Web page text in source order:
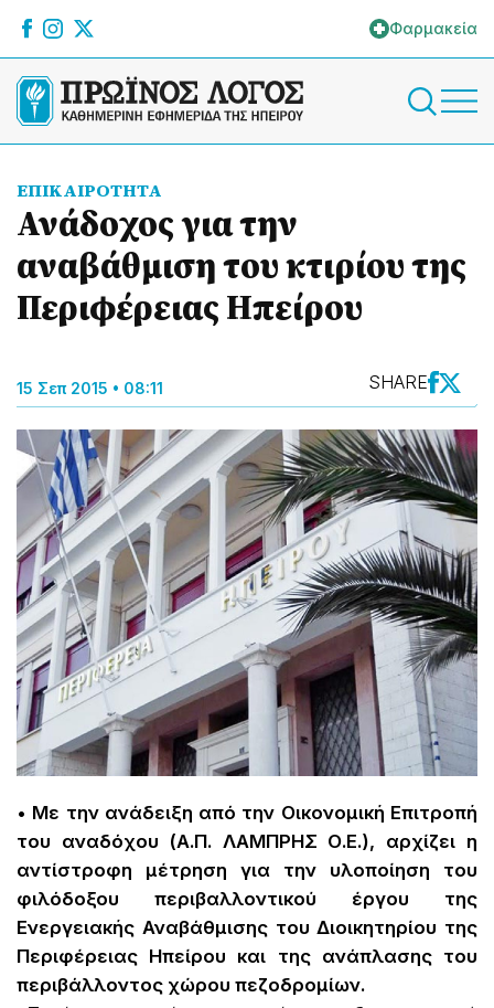
Φαρμακεία
ΕΠΙΚΑΙΡΟΤΗΤΑ
Ανάδοχος για την
αναβάθμιση του κτιρίου της
Περιφέρειας Ηπείρου
15 Σεπ 2015 • 08:11 SHARE
• Με την ανάδειξη από την Οικονομική Επιτροπή
του αναδόχου (Α.Π. ΛΑΜΠΡΗΣ Ο.Ε.), αρχίζει η
αντίστροφη μέτρηση για την υλοποίηση του
φιλόδοξου περιβαλλοντικού έργου της
Ενεργειακής Αναβάθμισης του Διοικητηρίου της
Περιφέρειας Ηπείρου και της ανάπλασης του
περιβάλλοντος χώρου πεζοδρομίων.